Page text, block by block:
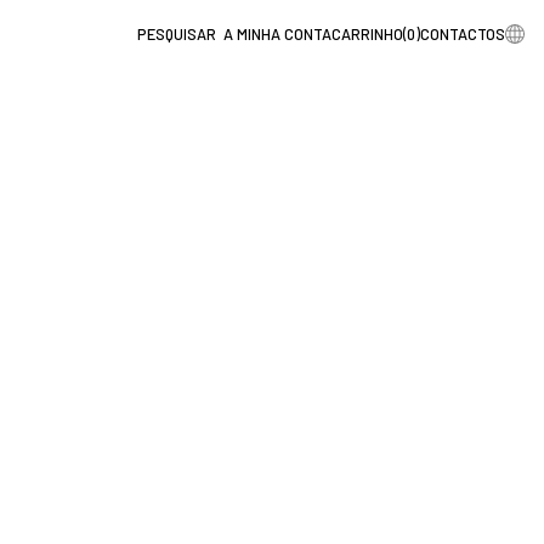
A MINHA CONTACARRINHO(0)CONTACTOS